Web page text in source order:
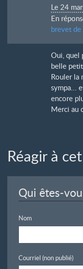
Le 24
En
brevet
Oui, quel
belle
Rouler la
sympa...
encore
Merci au
Réagir à
Qui êtes-
Nom
Courriel (non publié)